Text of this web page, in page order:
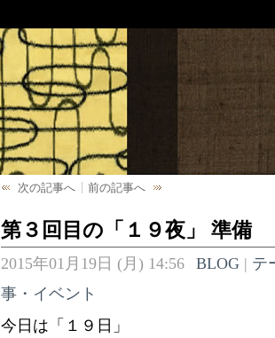
次の記事へ 前の記事へ
第３回目の「１９夜」 準備
2015年01月19日 (月) 14:56 BLOG| テ
事・イベント
今日は「１９日」